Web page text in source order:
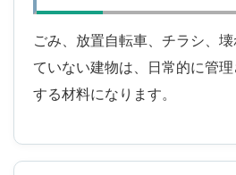
ごみ、放置自転車、チラシ、
ていない建物は、日常的に管
する材料になります。